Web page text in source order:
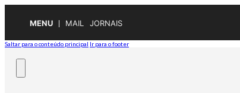
MENU MAIL JORNAIS
Saltar para o conteúdo principal Ir para o footer